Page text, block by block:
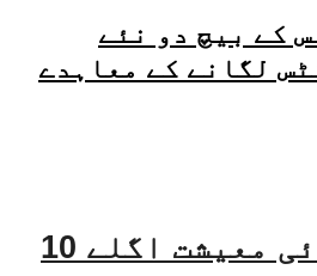
کے بیچ دو نئے
لگانے کے معاہدے
بھارت کی خلائی معیشت اگلے 10